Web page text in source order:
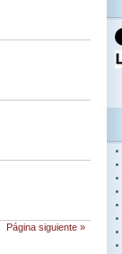
Página siguiente »